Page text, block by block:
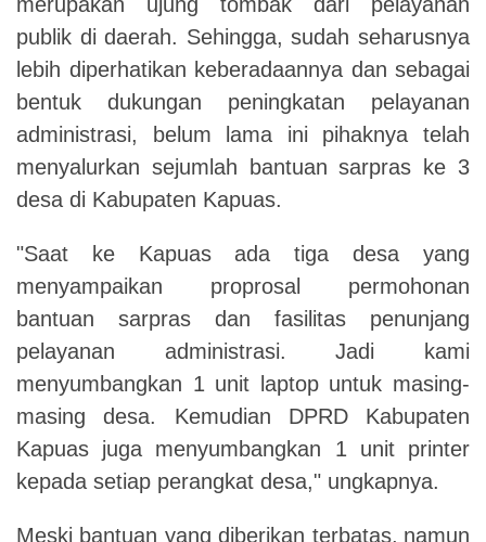
publik di daerah. Sehingga, sudah seharusnya
lebih diperhatikan keberadaannya dan sebagai
bentuk dukungan peningkatan pelayanan
administrasi, belum lama ini pihaknya telah
menyalurkan sejumlah bantuan sarpras ke 3
desa di Kabupaten Kapuas.
"Saat ke Kapuas ada tiga desa yang
menyampaikan proprosal permohonan
bantuan sarpras dan fasilitas penunjang
pelayanan administrasi. Jadi kami
menyumbangkan 1 unit laptop untuk masing-
masing desa. Kemudian DPRD Kabupaten
Kapuas juga menyumbangkan 1 unit printer
kepada setiap perangkat desa," ungkapnya.
Meski bantuan yang diberikan terbatas, namun